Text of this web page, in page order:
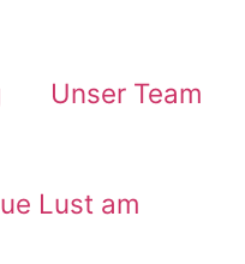
Unser Team
Lust am